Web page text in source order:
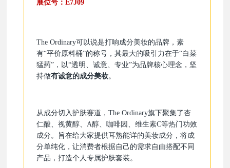
展位号：E7J09
The Ordinary可以说是打响成分美妆的品牌，素
有“平价原料桶”的称号，其最大的吸引力在于“白菜
猛药”，以“透明、诚意、专业”为品牌核心理念，坚
持做有诚意的成分美妆。
从成分切入护肤赛道，The Ordinary旗下聚集了杏
仁酸、视黄醇、A醇、咖啡因、维生素C等热门功效
成分。旨在给大家提供耳熟能详的美妆成分，将成
分单纯化，让消费者根据自己的需求自由搭配不同
产品，打造个人专属护肤套装。